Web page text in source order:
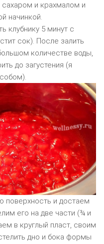
и крахмалом и
начинкой.
клубнику 5 минут с
сок). После залить
количестве воды,
до загустения (я
поверхность и достаем
его на две части (¾ и
в круглый пласт, своим
дно и бока формы